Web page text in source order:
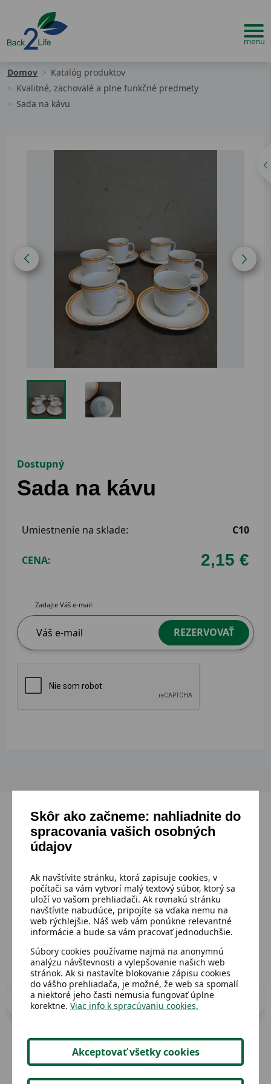
Domov
Katalóg produktov
Kvalitné, zachovalé a plne funkčné predmety
Sada na kávu
Dostupný
Sada na kávu
Umiestnenie na sklade: C10
CENA: 2,15 €
Zadajte Váš e-mail:
REZERVOVAŤ
Mohlo by sa ti páčiť
Prejsť do katalógu
Dostupný
Skôr ako začneme: nahliadnite do
spracovania vašich osobných
údajov
Ak navštívite stránku, ktorá zapisuje cookies, v
počítači sa vám vytvorí malý textový súbor, ktorý sa
uloží vo vašom prehliadači. Ak rovnakú stránku
navštívite nabudúce, pripojíte sa vďaka nemu na
web rýchlejšie. Náš web vám ponúkne relevantné
informácie a bude sa vám pracovať jednoduchšie.
Súbory cookies používame najmä na anonymnú
analýzu návštevnosti a vylepšovanie našich web
stránok. Ak si nastavíte blokovanie zápisu cookies
do vášho prehliadača, je možné, že web sa spomalí
a niektoré jeho časti nemusia fungovať úplne
korektne. Viac info k spracúvaniu cookies.
Akceptovať všetky cookies